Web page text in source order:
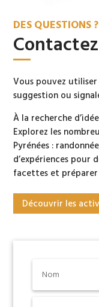
DES QUESTIONS ?
Vous pouvez
suggestion ou
À la recherche
Explorez les
Pyrénées :
d’expériences pour
facettes et
Découvrir les